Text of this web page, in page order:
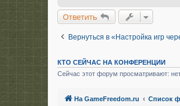
Ответить
Вернуться в «Настройка игр
КТО СЕЙЧАС НА КОНФЕРЕНЦИИ
Сейчас этот форум просматривают:
На GameFreedom.ru Список